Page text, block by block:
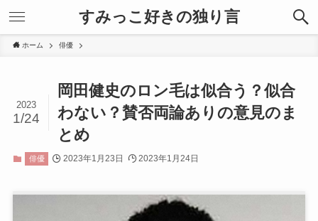
すみっこ好きの独り言
ホーム 俳優
岡田健史のロン毛は似合う？似合
わない？賛否両論ありの意見のま
とめ
2023
1/24
俳優 2023年1月23日 2023年1月24日